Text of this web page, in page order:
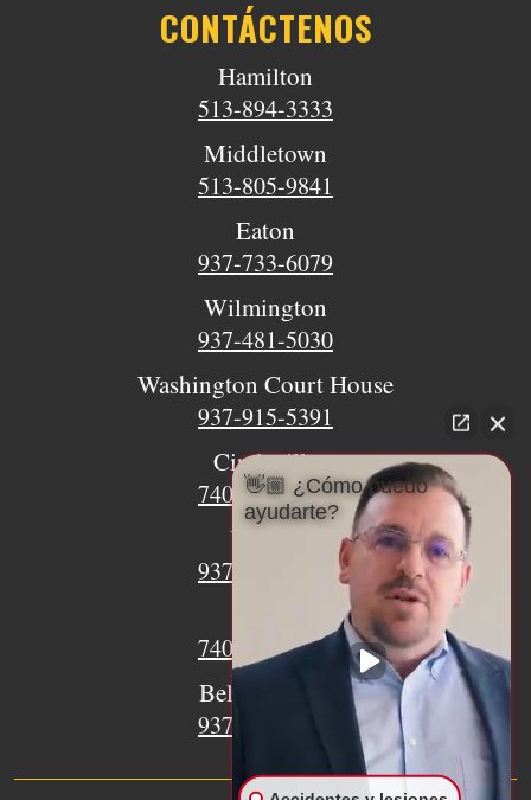
CONTÁCTENOS
Hamilton
513-894-3333
Middletown
513-805-9841
Eaton
937-733-6079
Wilmington
937-481-5030
Washington Court House
937-915-5391
Circleville
740-620-9018
Urbana
937-770-8932
740-497-4233
Bellefontaine
937-468-5176
👋🏼 ¿Cómo puedo
ayudarte?